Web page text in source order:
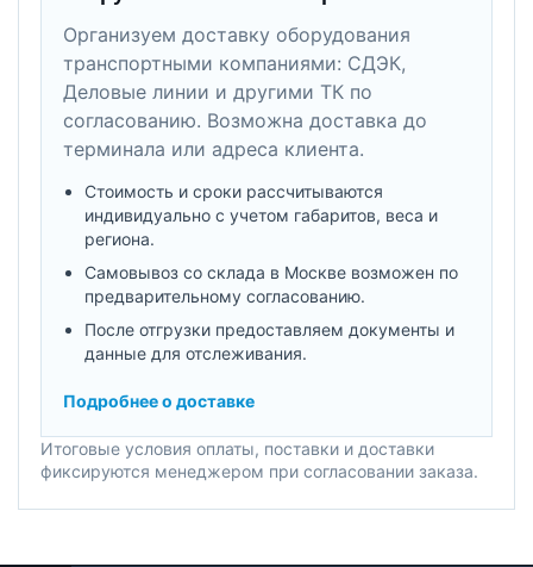
Организуем доставку оборудования
транспортными компаниями: СДЭК,
Деловые линии и другими ТК по
согласованию. Возможна доставка до
терминала или адреса клиента.
Стоимость и сроки рассчитываются
индивидуально с учетом габаритов, веса и
региона.
Самовывоз со склада в Москве возможен по
предварительному согласованию.
После отгрузки предоставляем документы и
данные для отслеживания.
Подробнее о доставке
Итоговые условия оплаты, поставки и доставки
фиксируются менеджером при согласовании заказа.